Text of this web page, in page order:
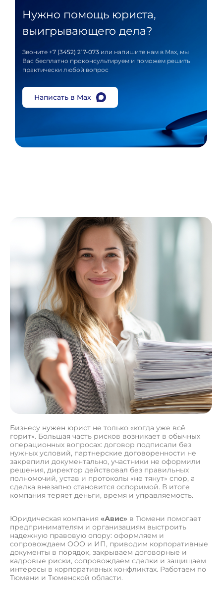
Нужно помощь юриста,
выигрывающего дела?
Звоните +7 (3452) 217-073 или напишите нам в Max, мы
Вас бесплатно проконсультируем и поможем решить
практически любой вопрос
Написать в Max
Бизнесу нужен юрист не только «когда уже всё
горит». Большая часть рисков возникает в обычных
операционных вопросах: договор подписали без
нужных условий, партнерские договоренности не
закрепили документально, участники не оформили
решения, директор действовал без правильных
полномочий, устав и протоколы «не тянут» спор, а
сделка внезапно становится оспоримой. В итоге
компания теряет деньги, время и управляемость.
Юридическая компания «Авис» в Тюмени помогает
предпринимателям и организациям выстроить
надежную правовую опору: оформляем и
сопровождаем ООО и ИП, приводим корпоративные
документы в порядок, закрываем договорные и
кадровые риски, сопровождаем сделки и защищаем
интересы в корпоративных конфликтах. Работаем по
Тюмени и Тюменской области.